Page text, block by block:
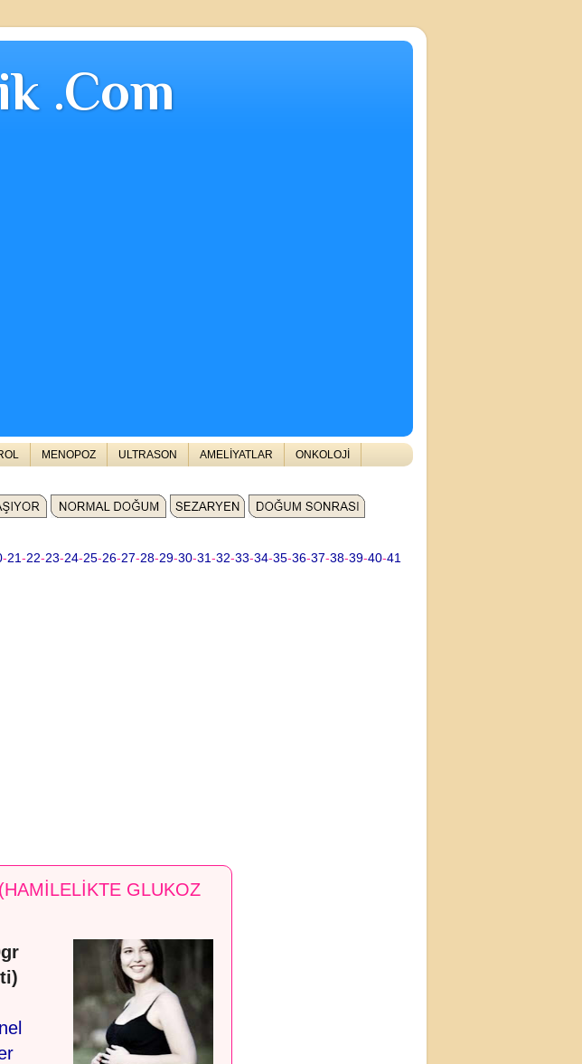
.Com
MENOPOZ ULTRASON AMELİYATLAR ONKOLOJİ
-21 -22-23-24-25-26-27-28-29-30-31 -32-33-34-35-36-37-38-39-40-41
GLUKOZ